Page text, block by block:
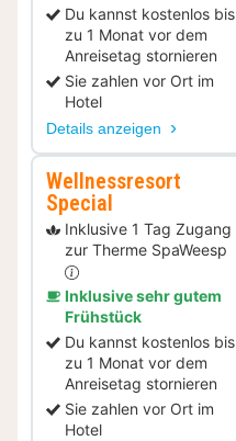
Du kannst kostenlos bis
zu 1 Monat vor dem
Anreisetag stornieren
Sie zahlen vor Ort im
Hotel
Details anzeigen
Wellnessresort
Special
Inklusive 1 Tag Zugang
zur Therme SpaWeesp
Inklusive sehr gutem
Frühstück
Du kannst kostenlos bis
zu 1 Monat vor dem
Anreisetag stornieren
Sie zahlen vor Ort im
Hotel